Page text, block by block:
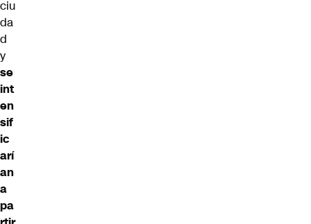
ciu
da
d
y
se
int
en
sif
ic
arí
an
a
pa